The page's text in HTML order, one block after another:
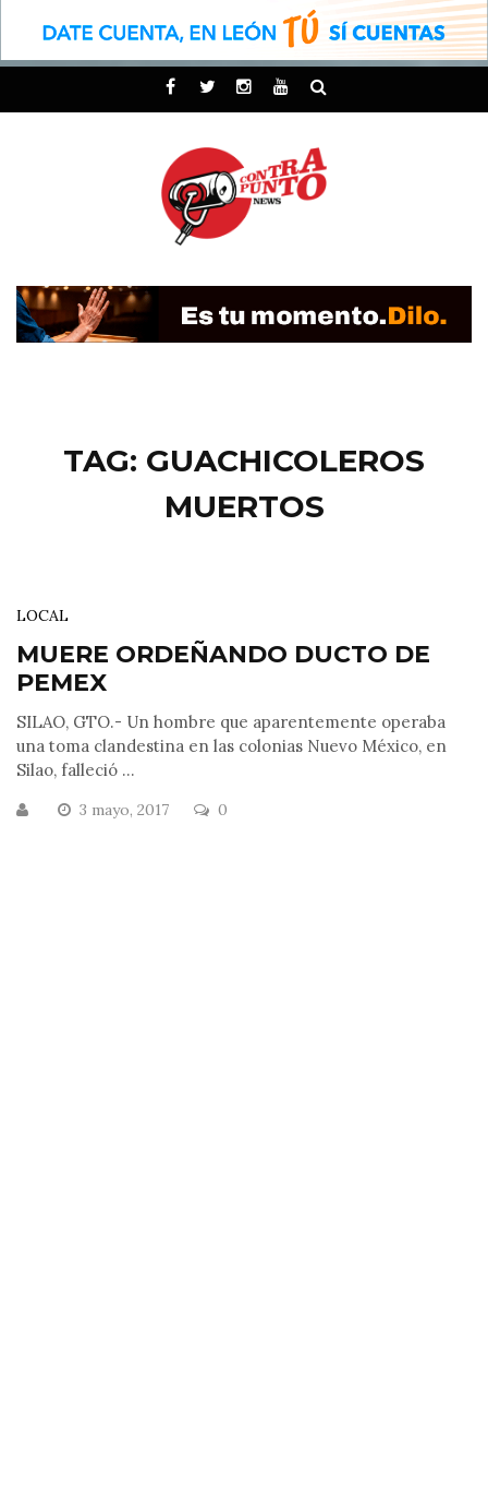
TAG: GUACHICOLEROS
MUERTOS
LOCAL
MUERE ORDEÑANDO DUCTO DE
PEMEX
SILAO, GTO.- Un hombre que aparentemente operaba
una toma clandestina en las colonias Nuevo México, en
Silao, falleció ...
3 mayo, 2017 0